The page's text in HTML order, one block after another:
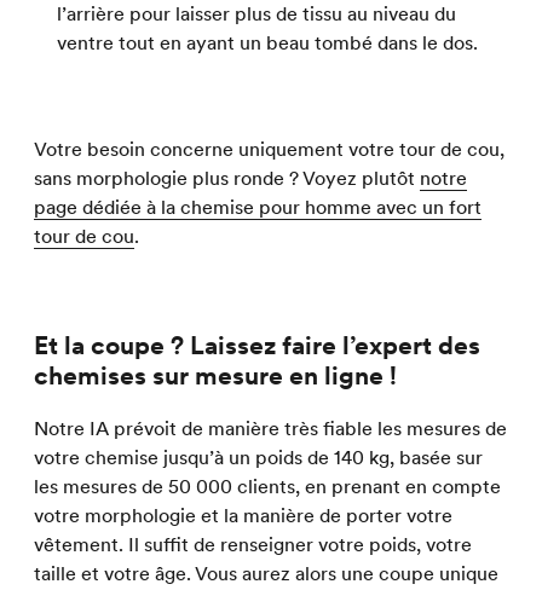
l’arrière pour laisser plus de tissu au niveau du
ventre tout en ayant un beau tombé dans le dos.
Votre besoin concerne uniquement votre tour de cou,
sans morphologie plus ronde ? Voyez plutôt notre
page dédiée à la chemise pour homme avec un fort
tour de cou.
Et la coupe ? Laissez faire l’expert des
chemises sur mesure en ligne !
Notre IA prévoit de manière très fiable les mesures de
votre chemise jusqu’à un poids de 140 kg, basée sur
les mesures de 50 000 clients, en prenant en compte
votre morphologie et la manière de porter votre
vêtement. Il suffit de renseigner votre poids, votre
taille et votre âge. Vous aurez alors une coupe unique